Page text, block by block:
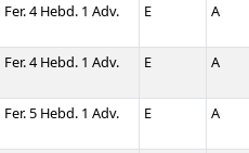
Fer. 4 Hebd. 1 Adv. E A
Fer. 4 Hebd. 1 Adv. E A
Fer. 5 Hebd. 1 Adv. E A